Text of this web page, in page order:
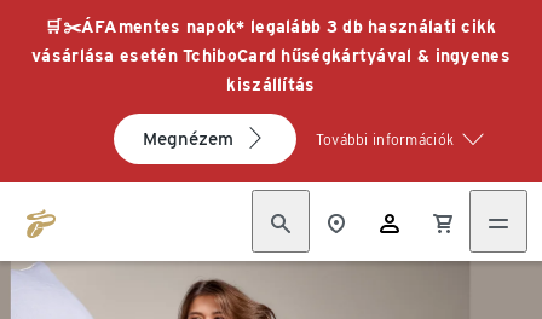
🛒✂️ÁFAmentes napok* legalább 3 db használati cikk
vásárlása esetén TchiboCard hűségkártyával & ingyenes
kiszállítás
Megnézem További információk